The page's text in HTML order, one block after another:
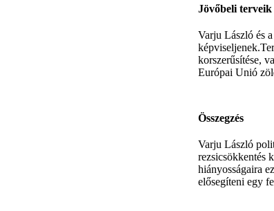
Jövőbeli terveik
Varju László és
korszerűsítése,
Európai Unió
Összegzés
Varju László
rezsicsökkentés
hiányosságaira
elősegíteni egy